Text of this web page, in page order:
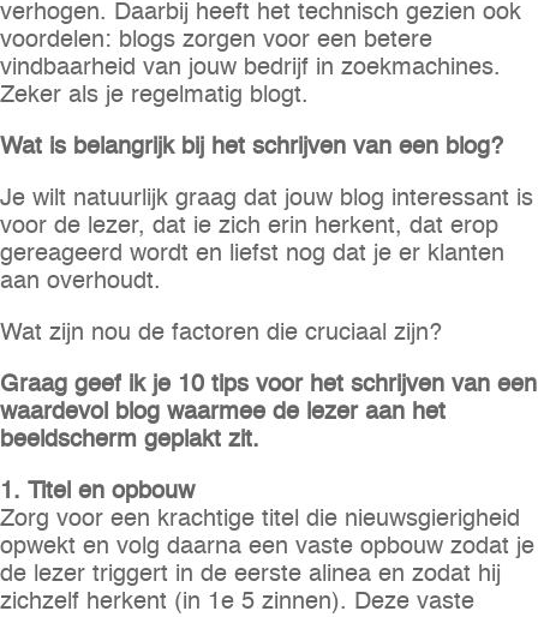
verhogen. Daarbij heeft het technisch gezien ook
voordelen: blogs zorgen voor een betere
vindbaarheid van jouw bedrijf in zoekmachines.
Zeker als je regelmatig blogt.
Wat is belangrijk bij het schrijven van een blog?
Je wilt natuurlijk graag dat jouw blog interessant is
voor de lezer, dat ie zich erin herkent, dat erop
gereageerd wordt en liefst nog dat je er klanten
aan overhoudt.
Wat zijn nou de factoren die cruciaal zijn?
Graag geef ik je 10 tips voor het schrijven van een
waardevol blog waarmee de lezer aan het
beeldscherm geplakt zit.
1. Titel en opbouw
Zorg voor een krachtige titel die nieuwsgierigheid
opwekt en volg daarna een vaste opbouw zodat je
de lezer triggert in de eerste alinea en zodat hij
zichzelf herkent (in 1e 5 zinnen). Deze vaste